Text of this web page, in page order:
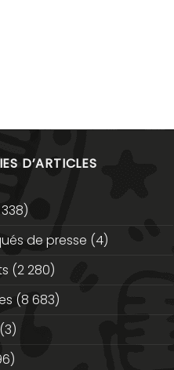
D’ARTICLES
de presse (4)
(2 280)
(8 683)
(3)